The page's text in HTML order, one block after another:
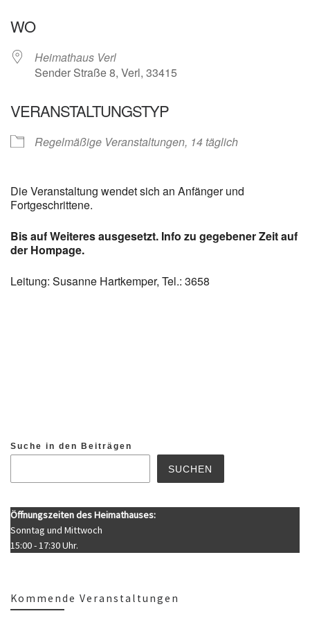
WO
Heimathaus Verl
Sender Straße 8, Verl, 33415
VERANSTALTUNGSTYP
Regelmäßige Veranstaltungen, 14 täglich
Die Veranstaltung wendet sich an Anfänger und
Fortgeschrittene.
Bis auf Weiteres ausgesetzt. Info zu gegebener Zeit auf
der Hompage.
Leitung: Susanne Hartkemper, Tel.: 3658
Suche in den Beiträgen
SUCHEN
Öffnungszeiten des Heimathauses:
Sonntag und Mittwoch
15:00 - 17:30 Uhr.
Kommende Veranstaltungen